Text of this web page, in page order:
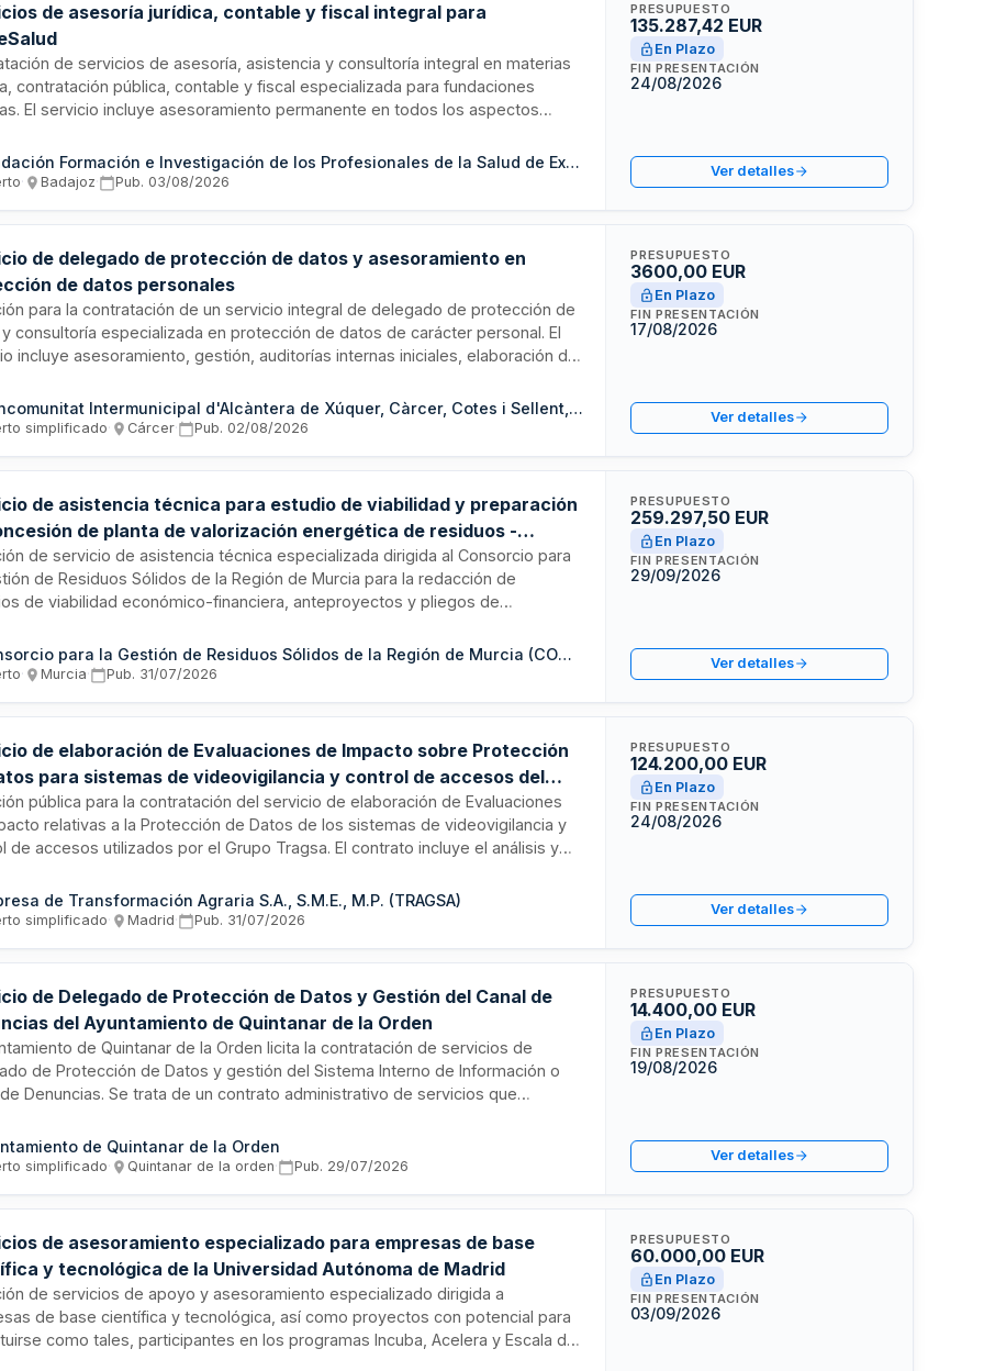
de asesoría jurídica, contable y fiscal integral para
de servicios de asesoría, asistencia y consultoría integral en materias
contratación pública, contable y fiscal especializada para fundaciones
El servicio incluye asesoramiento permanente en todos los aspectos
FundeSalud es una fundación pública de la Comunidad Autónoma de
dedicada a la formación e investigación de profesionales de la salud,
Fundación Formación e Investigación de los Profesionales de la Salud de Extremadura
· Badajoz· Pub. 03/08/2026
PRESUPUESTO
135.287,42 EUR
En Plazo
FIN PRESENTACIÓN
24/08/2026
Ver detalles
de delegado de protección de datos y asesoramiento en
de datos personales
para la contratación de un servicio integral de delegado de protección de
consultoría especializada en protección de datos de carácter personal. El
incluye asesoramiento, gestión, auditorías internas iniciales, elaboración de
competentes y formación en materia de protección de datos. El
deberá contar con personal cualificado en derecho y experiencia
y personales necesarios para la correcta ejecución durante toda la
del contrato.
Mancomunitat Intermunicipal d'Alcàntera de Xúquer, Càrcer, Cotes i Sellent, per a l'abastiment d'aigües potables i altres serveis
simplificado· Cárcer· Pub. 02/08/2026
PRESUPUESTO
3600,00 EUR
En Plazo
FIN PRESENTACIÓN
17/08/2026
Ver detalles
de asistencia técnica para estudio de viabilidad y preparación
de planta de valorización energética de residuos -
Murcia
de servicio de asistencia técnica especializada dirigida al Consorcio para
de Residuos Sólidos de la Región de Murcia para la redacción de
de viabilidad económico-financiera, anteproyectos y pliegos de
y administrativa, así como asistencia en mesa de negociación para la futura
de una instalación de valorización energética de residuos municipales en
de proyectos y tramitación de concesiones públicas.
Consorcio para la Gestión de Residuos Sólidos de la Región de Murcia (COGERSOL)
· Murcia· Pub. 31/07/2026
PRESUPUESTO
259.297,50 EUR
En Plazo
FIN PRESENTACIÓN
29/09/2026
Ver detalles
de elaboración de Evaluaciones de Impacto sobre Protección
para sistemas de videovigilancia y control de accesos del
Tragsa
pública para la contratación del servicio de elaboración de Evaluaciones
relativas a la Protección de Datos de los sistemas de videovigilancia y
de accesos utilizados por el Grupo Tragsa. El contrato incluye el análisis y
todos los requerimientos técnicos y administrativos especificados en los
La adjudicación se realiza mediante procedimiento abierto simplificado.
de Transformación Agraria S.A., S.M.E., M.P. (TRAGSA)
simplificado· Madrid· Pub. 31/07/2026
PRESUPUESTO
124.200,00 EUR
En Plazo
FIN PRESENTACIÓN
24/08/2026
Ver detalles
de Delegado de Protección de Datos y Gestión del Canal de
del Ayuntamiento de Quintanar de la Orden
de Quintanar de la Orden licita la contratación de servicios de
de Protección de Datos y gestión del Sistema Interno de Información o
Denuncias. Se trata de un contrato administrativo de servicios que
años prorrogables por otros dos años adicionales, con inicio previsto en
de 2025. El contrato se somete a la Ley de Contratos del Sector Público y
de Quintanar de la Orden
simplificado· Quintanar de la orden· Pub. 29/07/2026
PRESUPUESTO
14.400,00 EUR
En Plazo
FIN PRESENTACIÓN
19/08/2026
Ver detalles
de asesoramiento especializado para empresas de base
y tecnológica de la Universidad Autónoma de Madrid
de servicios de apoyo y asesoramiento especializado dirigida a
de base científica y tecnológica, así como proyectos con potencial para
como tales, participantes en los programas Incuba, Acelera y Escala de
PRESUPUESTO
60.000,00 EUR
En Plazo
FIN PRESENTACIÓN
03/09/2026